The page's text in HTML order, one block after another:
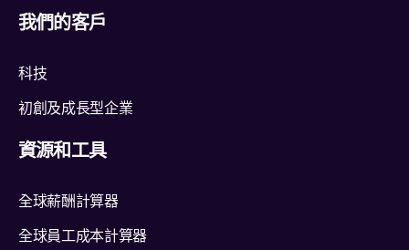
我們的客戶
科技
初創及成長型企業
資源和工具
全球薪酬計算器
全球員工成本計算器